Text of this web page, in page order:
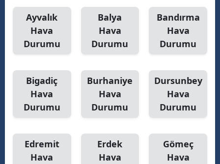
Ayvalık
Hava
Durumu
Balya
Hava
Durumu
Bandırma
Hava
Durumu
Bigadiç
Hava
Durumu
Burhaniye
Hava
Durumu
Dursunbey
Hava
Durumu
Edremit
Hava
Erdek
Hava
Gömeç
Hava